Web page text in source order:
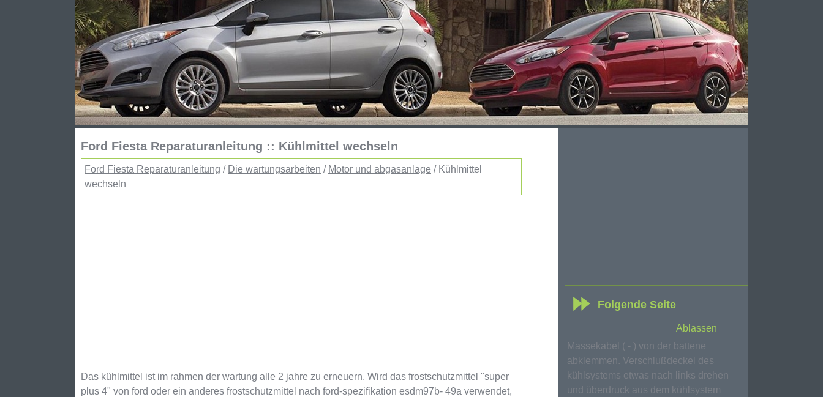
Ford Fiesta Reparaturanleitung :: Kühlmittel wechseln
Ford Fiesta Reparaturanleitung / Die wartungsarbeiten / Motor und abgasanlage / Kühlmittel
wechseln
Das kühlmittel ist im rahmen der wartung alle 2 jahre zu erneuern. Wird das frostschutzmittel "super
plus 4" von ford oder ein anderes frostschutzmittel nach ford-spezifikation esdm97b- 49a verwendet,
Folgende Seite
Ablassen
Massekabel ( - ) von der battene
abklemmen. Verschlußdeckel des
kühlsystems etwas nach links drehen
und überdruck aus dem kühlsystem